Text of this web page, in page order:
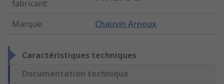
fabricant:
Marque: Chauvin Arnoux
Caractéristiques techniques
Documentation technique